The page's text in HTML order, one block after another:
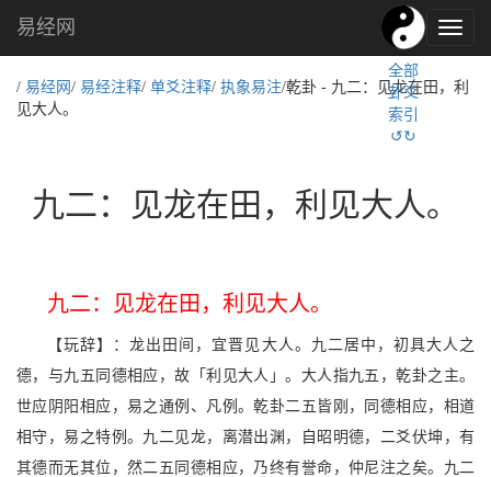
易
经
化,
易经网
全部
卦爻
索引
↺↻
/ 易经网 / 易经注释/ 单爻注释/ 执象易注/乾卦 - 九二：见龙在田，利
见大人。
九二：见龙在田，利见大人。
九二：见龙在田，利见大人。
【玩辞】：龙出田间，宜晋见大人。九二居中，初具大人之
德，与九五同德相应，故「利见大人」。大人指九五，乾卦之主。
世应阴阳相应，易之通例、凡例。乾卦二五皆刚，同德相应，相道
相守，易之特例。九二见龙，离潜出渊，自昭明德，二爻伏坤，有
其德而无其位，然二五同德相应，乃终有誉命，仲尼注之矣。九二